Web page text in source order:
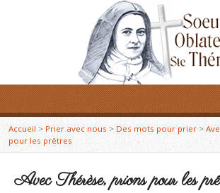
Accueil> Prier avec nous > Des mots pour prier>
pour les prêtres
Avec Thérèse, prions pour les